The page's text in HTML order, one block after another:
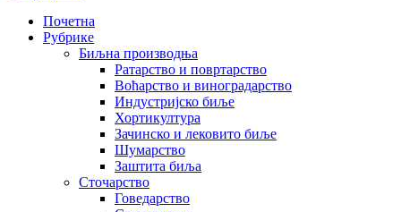
Почетна
Рубрике
Биљна производња
Ратарство и повртарство
Воћарство и виноградарство
Индустријско биље
Хортикултура
Зачинско и лековито биље
Шумарство
Заштита биља
Сточарство
Говедарство